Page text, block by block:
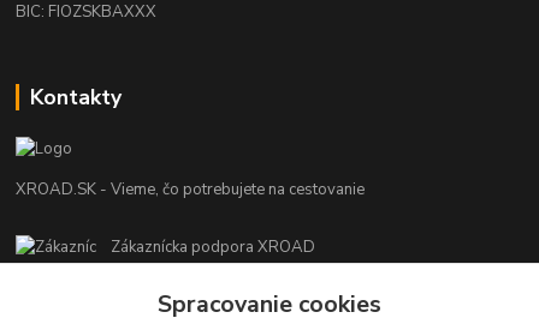
BIC: FIOZSKBAXXX
Kontakty
XROAD.SK - Vieme, čo potrebujete na cestovanie
Zákaznícka podpora XROAD
+421 948 013 566
Po-Pi (08:00-16:00), So (11:00-14:00)
Spracovanie cookies